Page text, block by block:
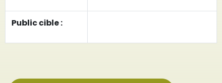
Public cible :